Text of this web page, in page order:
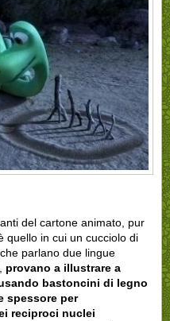
del cartone animato, pur
quello in cui un cucciolo di
parlano due lingue
provano a illustrare a
bastoncini di legno
spessore per
reciproci nuclei